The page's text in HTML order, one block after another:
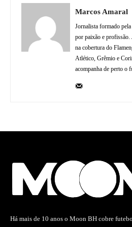
Marcos Amaral
Jornalista formado
por paixão e profissão.
na cobertura do
Atlético, Grêmio e
acompanha de perto o
Há mais de 10 anos o Moon BH cobre